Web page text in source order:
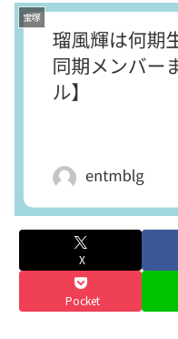
宝塚
X
Pocket